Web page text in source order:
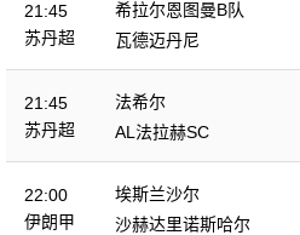
21:45
苏丹超
希拉尔恩图曼B队
瓦德迈丹尼
21:45
苏丹超
法希尔
AL法拉赫SC
22:00
伊朗甲
埃斯兰沙尔
沙赫达里诺斯哈尔